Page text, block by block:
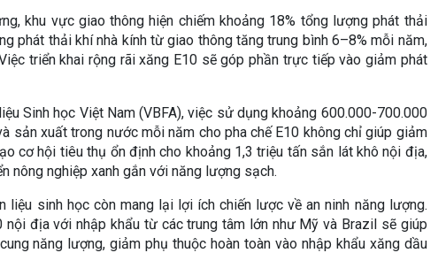
khu vực giao thông hiện chiếm khoảng 18% tổng lượng phát thải
phát thải khí nhà kính từ giao thông tăng trung bình 6–8% mỗi năm,
triển khai rộng rãi xăng E10 sẽ góp phần trực tiếp vào giảm phát
Sinh học Việt Nam (VBFA), việc sử dụng khoảng 600.000-700.000
sản xuất trong nước mỗi năm cho pha chế E10 không chỉ giúp giảm
cơ hội tiêu thụ ổn định cho khoảng 1,3 triệu tấn sắn lát khô nội địa,
nông nghiệp xanh gắn với năng lượng sạch.
liệu sinh học còn mang lại lợi ích chiến lược về an ninh năng lượng.
nội địa với nhập khẩu từ các trung tâm lớn như Mỹ và Brazil sẽ giúp
năng lượng, giảm phụ thuộc hoàn toàn vào nhập khẩu xăng dầu